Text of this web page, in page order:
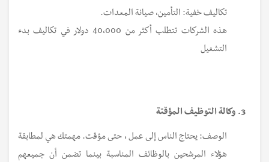
تكاليف خفية: التأمين، صيانة المعدات.
هذه الشركات تتطلب أكثر من 40،000 دولار في تكاليف بدء
التشغيل
الوصف: يحتاج الناس إلى عمل ، حتى مؤقت. مهمتك هي لمطابقة
هؤلاء المرشحين بالوظائف المناسبة بينما تضمن أن جميعهم